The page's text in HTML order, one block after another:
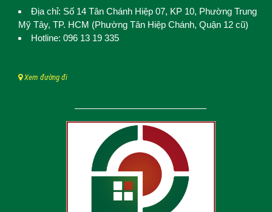
Địa chỉ: Số 14 Tân Chánh Hiệp 07, KP 10, Phường Trung
Mỹ Tây, TP. HCM (Phường Tân Hiệp Chánh, Quận 12 cũ)
Hotline: 096 13 19 335
Xem đường đi